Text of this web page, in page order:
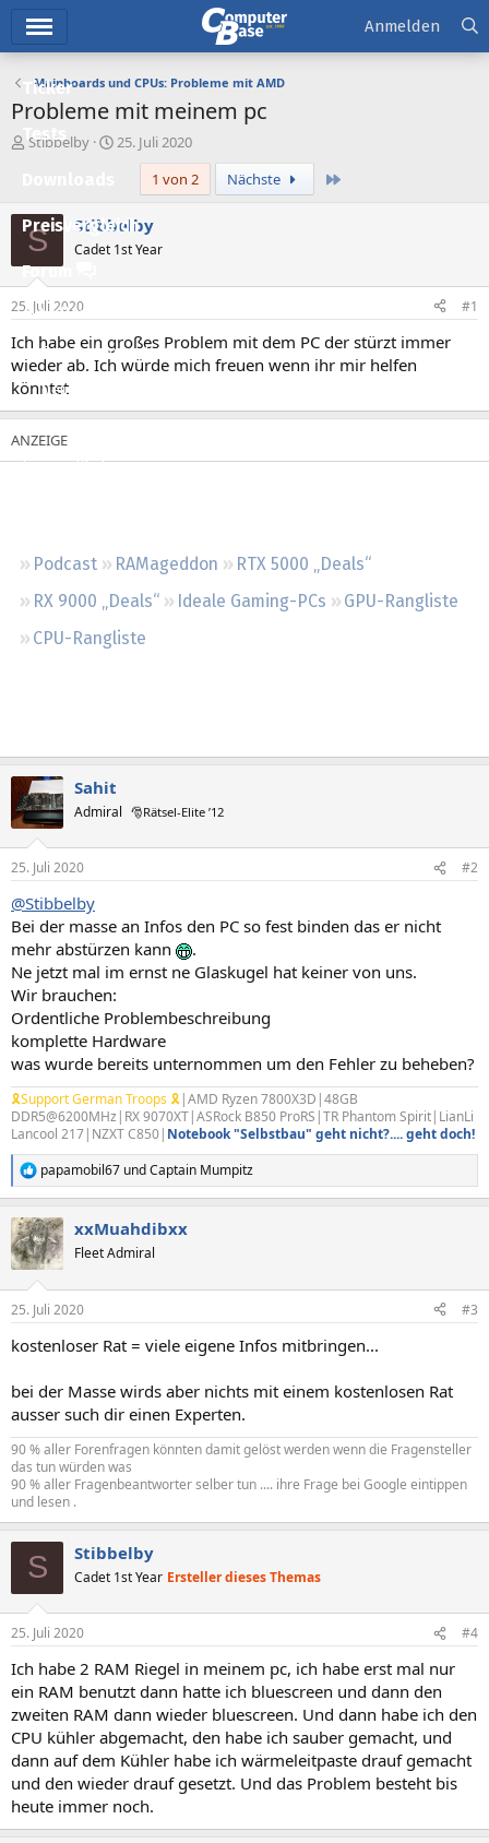
Ticker
Tests
Preisvergleich
Forum
Aktuelles
Empfohlene Inhalte
Neue Beiträge
Leserartikel
Podcast RAMageddon
RTX 5000 „Deals“
RX 9000 „Deals“
Ideale Gaming-PCs
GPU-Rangliste
CPU-Rangliste
Anmelden
Mainboards und CPUs: Probleme mit AMD
Probleme mit meinem pc
E
e
l
e
Stibbelby
E
e
l
m
25. Juli 2020
1 von 2
Nächste
S Stibbelby
Cadet 1st Year
25. Juli 2020 #1
Ich habe ein großes Problem mit dem PC der stürzt immer
wieder ab. Ich würde mich freuen wenn ihr mir helfen
könntet
Sahit
Admiral 🎅Rätsel-Elite ’12
25. Juli 2020 #2
@Stibbelby
Bei der masse an Infos den PC so fest binden das er nicht
mehr abstürzen kann
.
Ne jetzt mal im ernst ne Glaskugel hat keiner von uns.
Wir brauchen:
Ordentliche Problembeschreibung
komplette Hardware
was wurde bereits unternommen um den Fehler zu beheben?
🎗Support German Troops 🎗|AMD Ryzen 7800X3D|48GB
DDR5@6200MHz|RX 9070XT|ASRock B850 ProRS|TR Phantom Spirit|LianLi
Lancool 217|NZXT C850| Notebook "Selbstbau" geht nicht?.... geht doch!
R
e
k
t
i
e
:
papamobil67 undCaptain Mumpitz
xxMuahdibxx
Fleet Admiral
25. Juli 2020 #3
kostenloser Rat = viele eigene Infos mitbringen...
bei der Masse wirds aber nichts mit einem kostenlosen Rat
ausser such dir einen Experten.
90 % aller Forenfragen könnten damit gelöst werden wenn die Fragensteller
das tun würden was
90 % aller Fragenbeantworter selber tun .... ihre Frage bei Google eintippen
und lesen .
S Stibbelby
Cadet 1st Year Ersteller dieses Themas
25. Juli 2020 #4
Ich habe 2 RAM Riegel in meinem pc, ich habe erst mal nur
ein RAM benutzt dann hatte ich bluescreen und dann den
zweiten RAM dann wieder bluescreen. Und dann habe ich den
CPU kühler abgemacht, den habe ich sauber gemacht, und
dann auf dem Kühler habe ich wärmeleitpaste drauf gemacht
und den wieder drauf gesetzt. Und das Problem besteht bis
heute immer noch.